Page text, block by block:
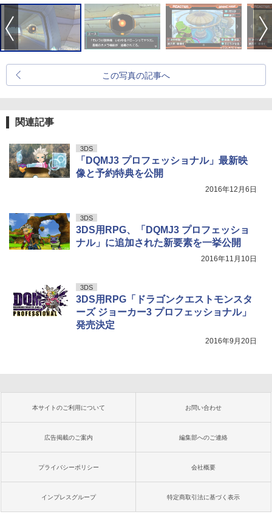
この写真の記事へ
関連記事
3DS
「DQMJ3 プロフェッショナル」最新映
像と予約特典を公開
2016年12月6日
3DS
3DS用RPG、「DQMJ3 プロフェッショ
ナル」に追加された新要素を一挙公開
2016年11月10日
3DS
3DS用RPG「ドラゴンクエストモンスタ
ーズ ジョーカー3 プロフェッショナル」
発売決定
2016年9月20日
本サイトのご利用について お問い合わせ
広告掲載のご案内 編集部へのご連絡
プライバシーポリシー 会社概要
インプレスグループ 特定商取引法に基づく表示